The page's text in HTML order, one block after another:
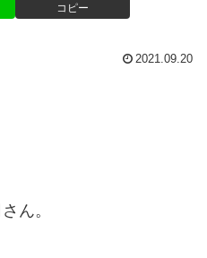
コピー
2021.09.20
ん。